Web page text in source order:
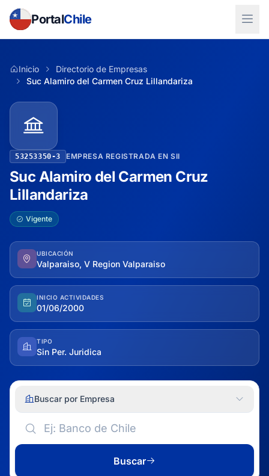
PortalChile
Inicio
Directorio de Empresas
Suc Alamiro del Carmen Cruz Lillandariza
53253350-3 EMPRESA REGISTRADA EN SII
Suc Alamiro del Carmen Cruz
Lillandariza
Vigente
UBICACIÓN
Valparaiso, V Region Valparaiso
INICIO ACTIVIDADES
01/06/2000
TIPO
Sin Per. Juridica
Buscar por Empresa
Buscar